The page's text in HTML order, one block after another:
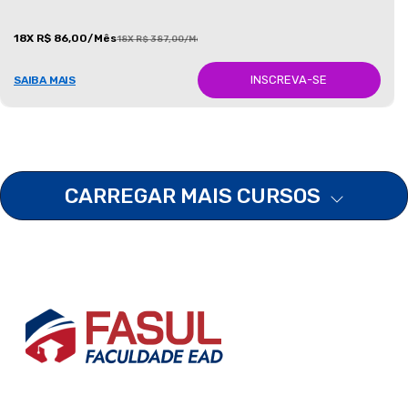
18X R$ 86,00/Mês18X R$ 387,00/Mês
SAIBA MAIS INSCREVA-SE
CARREGAR MAIS CURSOS